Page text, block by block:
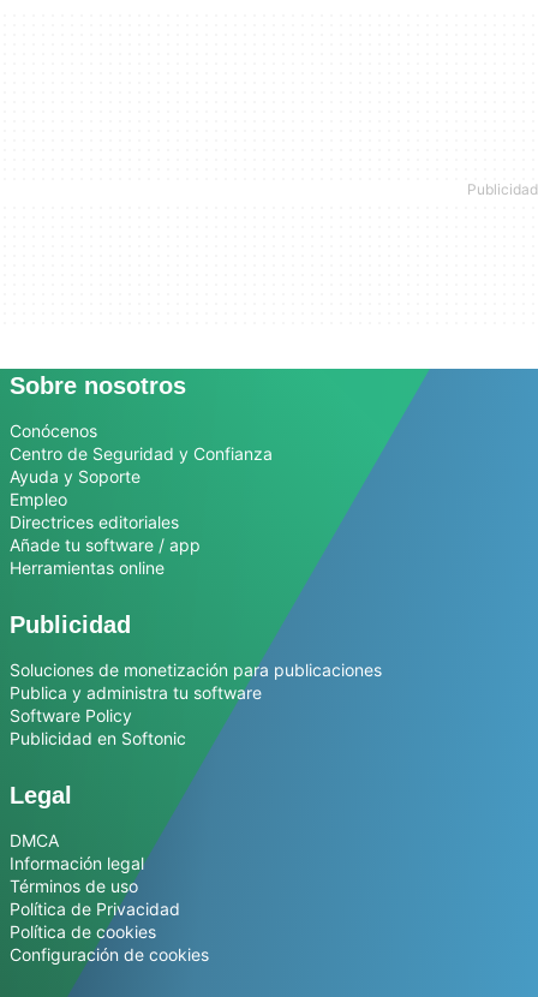
Sobre nosotros
Conócenos
Centro de Seguridad y Confianza
Ayuda y Soporte
Empleo
Directrices editoriales
Añade tu software / app
Herramientas online
Publicidad
Soluciones de monetización para publicaciones
Publica y administra tu software
Software Policy
Publicidad en Softonic
Legal
DMCA
Información legal
Términos de uso
Política de Privacidad
Política de cookies
Configuración de cookies